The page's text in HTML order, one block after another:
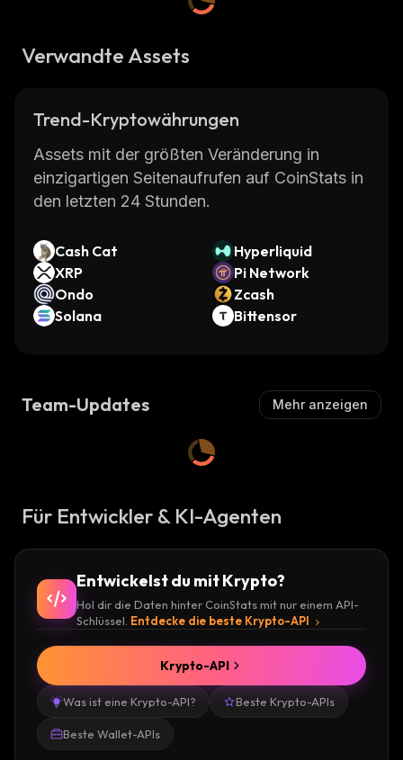
Verwandte Assets
Trend-Kryptowährungen
Assets mit der größten Veränderung in
einzigartigen Seitenaufrufen auf CoinStats in
den letzten 24 Stunden.
Cash Cat
Hyperliquid
XRP
Pi Network
Ondo
Zcash
Solana
Bittensor
Team-Updates Mehr anzeigen
Für Entwickler & KI-Agenten
Entwickelst du mit Krypto?
Hol dir die Daten hinter CoinStats mit nur einem API-
Schlüssel. Entdecke die beste Krypto-API
Was ist eine Krypto-API? Beste Krypto-APIs
Beste Wallet-APIs
Krypto-API